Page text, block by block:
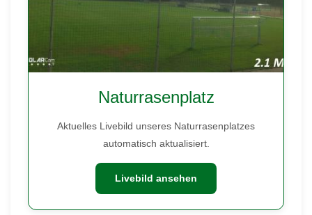
Naturrasenplatz
Aktuelles Livebild unseres Naturrasenplatzes
automatisch aktualisiert.
Livebild ansehen